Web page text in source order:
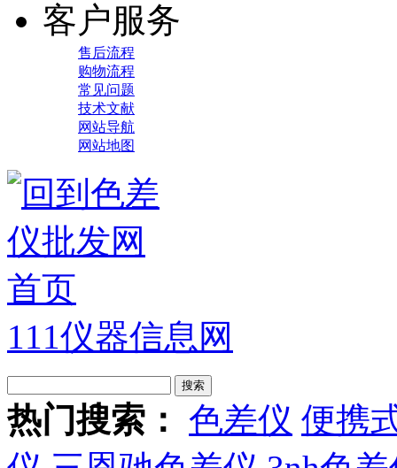
客户服务
售后流程
购物流程
常见问题
技术文献
网站导航
网站地图
111仪器信息网
热门搜索： 色差仪 便携